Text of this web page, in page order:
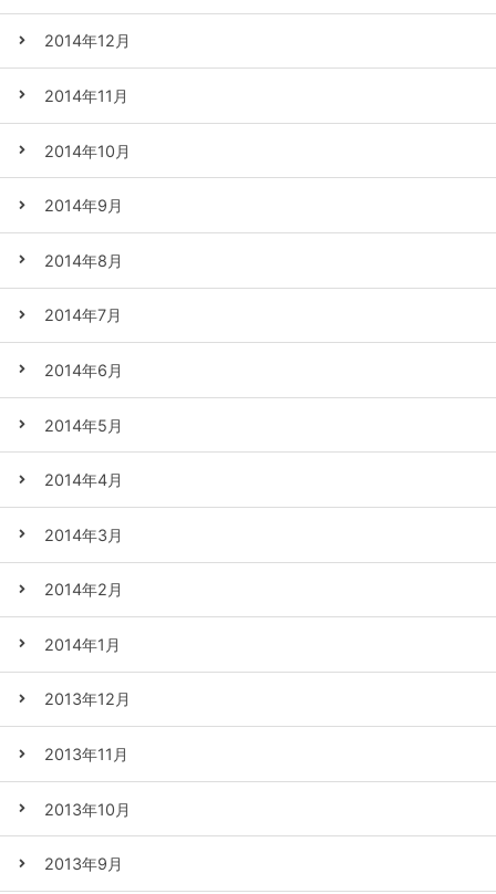
2014年12月
2014年11月
2014年10月
2014年9月
2014年8月
2014年7月
2014年6月
2014年5月
2014年4月
2014年3月
2014年2月
2014年1月
2013年12月
2013年11月
2013年10月
2013年9月